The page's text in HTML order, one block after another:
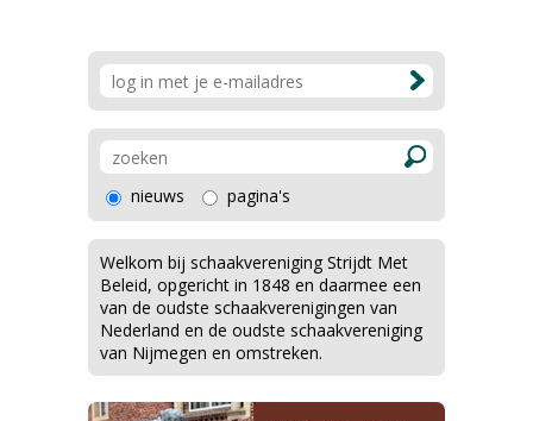
nieuws pagina's
Welkom bij schaakvereniging Strijdt Met
Beleid, opgericht in 1848 en daarmee een
van de oudste schaakverenigingen van
Nederland en de oudste schaakvereniging
van Nijmegen en omstreken.